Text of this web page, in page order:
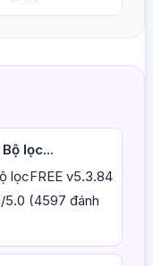
lọc...
lọcFREE v5.3.84
5.0 (4597 đánh